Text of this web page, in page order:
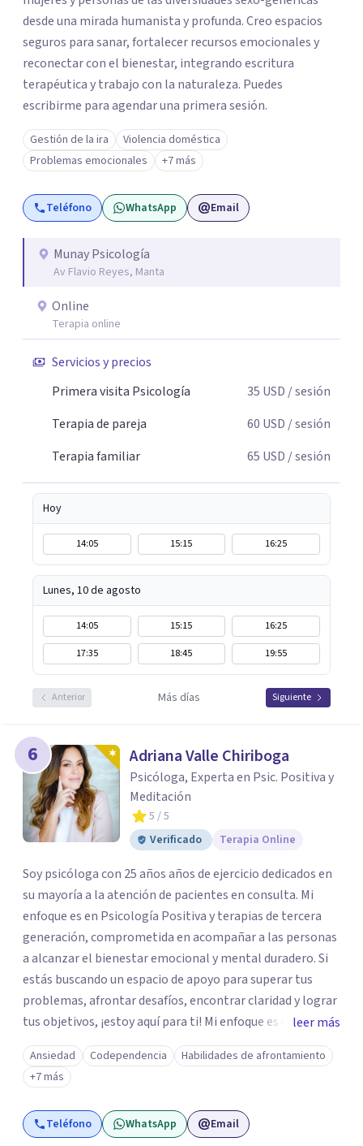
desde una mirada humanista y profunda. Creo espacios
seguros para sanar, fortalecer recursos emocionales y
reconectar con el bienestar, integrando escritura
terapéutica y trabajo con la naturaleza. Puedes
escribirme para agendar una primera sesión.
Gestión de la ira
Violencia doméstica
Problemas emocionales
+7 más
Teléfono WhatsApp Email
Munay Psicología
Av Flavio Reyes, Manta
Online
Terapia online
Servicios y precios
Primera visita Psicología
35 USD / sesión
Terapia de pareja
60 USD / sesión
Terapia familiar
65 USD / sesión
Hoy
14:05 15:15 16:25
Lunes, 10 de agosto
14:05 15:15
16:25
17:35
18:45 19:55
Anterior Más días Siguiente
6 Adriana Valle Chiriboga
Psicóloga, Experta en Psic. Positiva y
Meditación
5 / 5
Verificado
Terapia Online
Soy psicóloga con 25 años años de ejercicio dedicados en
su mayoría a la atención de pacientes en consulta. Mi
enfoque es en Psicología Positiva y terapias de tercera
generación, comprometida en acompañar a las personas
a alcanzar el bienestar emocional y mental duradero. Si
estás buscando un espacio de apoyo para superar tus
problemas, afrontar desafíos, encontrar claridad y lograr
tus objetivos, ¡estoy aquí para ti! Mi enfoque es empático
y colaborativo, trabajando juntos para construir un
camino hacia una vida más significativa, plena y
equilibrada.
leer más
Ansiedad Codependencia
Habilidades de afrontamiento
+7 más
Teléfono WhatsApp Email